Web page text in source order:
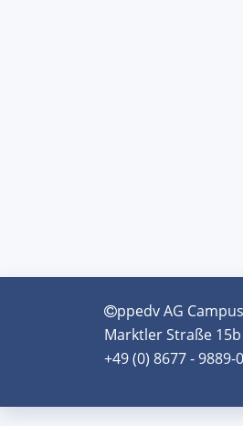
ppedv AG Campus
Marktler Straße
+49 (0) 8677 -